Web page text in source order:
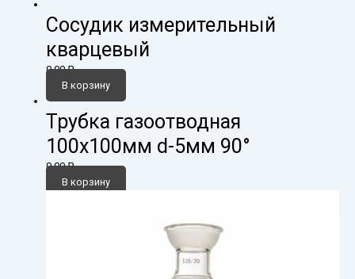
Сосудик измерительный
кварцевый
0,00₽
В корзину
Трубка газоотводная
100х100мм d-5мм 90°
0,00₽
В корзину